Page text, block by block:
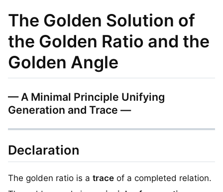
The Golden Solution of
the Golden Ratio and the
Golden Angle
— A Minimal Principle Unifying
Generation and Trace —
Declaration
The golden ratio is a trace of a completed relation.